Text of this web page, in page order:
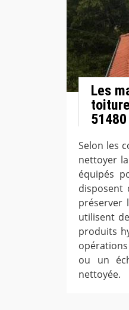
Les
51480
Selon les
nettoyer
équipés
disposent
préserver
utilisent
produits
ou un
nettoyée.